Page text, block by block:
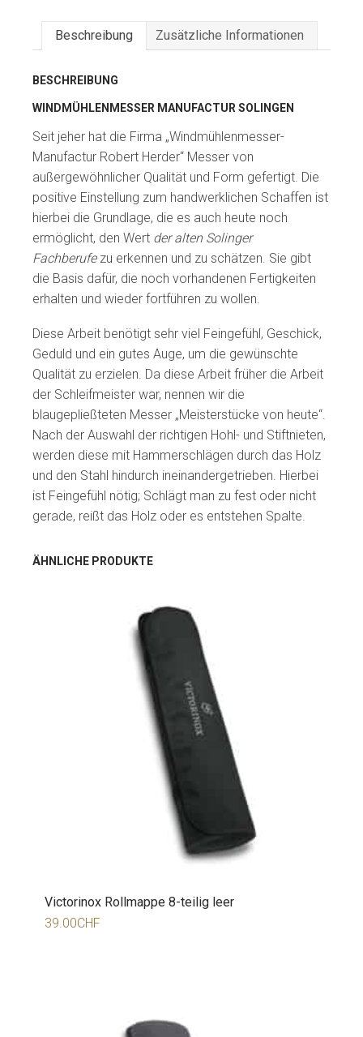
Beschreibung Zusätzliche Informationen
BESCHREIBUNG
WINDMÜHLENMESSER MANUFACTUR SOLINGEN
Seit jeher hat die Firma „Windmühlenmesser-
Manufactur Robert Herder“ Messer von
außergewöhnlicher Qualität und Form gefertigt. Die
positive Einstellung zum handwerklichen Schaffen ist
hierbei die Grundlage, die es auch heute noch
ermöglicht, den Wert der alten Solinger
Fachberufezu erkennen und zu schätzen. Sie gibt
die Basis dafür, die noch vorhandenen Fertigkeiten
erhalten und wieder fortführen zu wollen.
Diese Arbeit benötigt sehr viel Feingefühl, Geschick,
Geduld und ein gutes Auge, um die gewünschte
Qualität zu erzielen. Da diese Arbeit früher die Arbeit
der Schleifmeister war, nennen wir die
blaugepließteten Messer „Meisterstücke von heute“.
Nach der Auswahl der richtigen Hohl- und Stiftnieten,
werden diese mit Hammerschlägen durch das Holz
und den Stahl hindurch ineinandergetrieben. Hierbei
ist Feingefühl nötig; Schlägt man zu fest oder nicht
gerade, reißt das Holz oder es entstehen Spalte.
ÄHNLICHE PRODUKTE
Victorinox Rollmappe 8-teilig leer
39.00CHF